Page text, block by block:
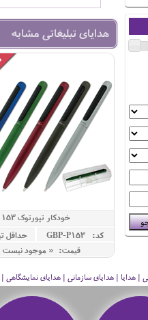
هدایای تبلیغاتی مشابه
خودکار تپورتوک 153
کد: GBP-P153
حداقل
قیمت: « موجود نیست
| هدایا | هدایای سازمانی | هدایای